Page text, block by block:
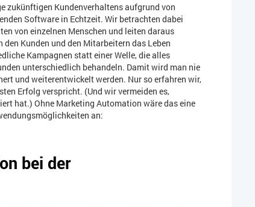
zukünftigen Kundenverhaltens aufgrund von
Software in Echtzeit. Wir betrachten dabei
von einzelnen Menschen und leiten daraus
Kunden und den Mitarbeitern das Leben
Kampagnen statt einer Welle, die alles
unterschiedlich behandeln. Damit wird man nie
und weiterentwickelt werden. Nur so erfahren wir,
Erfolg verspricht. (Und wir vermeiden es,
hat.) Ohne Marketing Automation wäre das eine
an:
bei der